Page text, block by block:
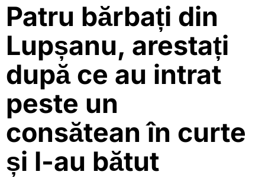
Patru bărbați din
Lupșanu, arestați
după ce au intrat
peste un
consătean în curte
și l-au bătut